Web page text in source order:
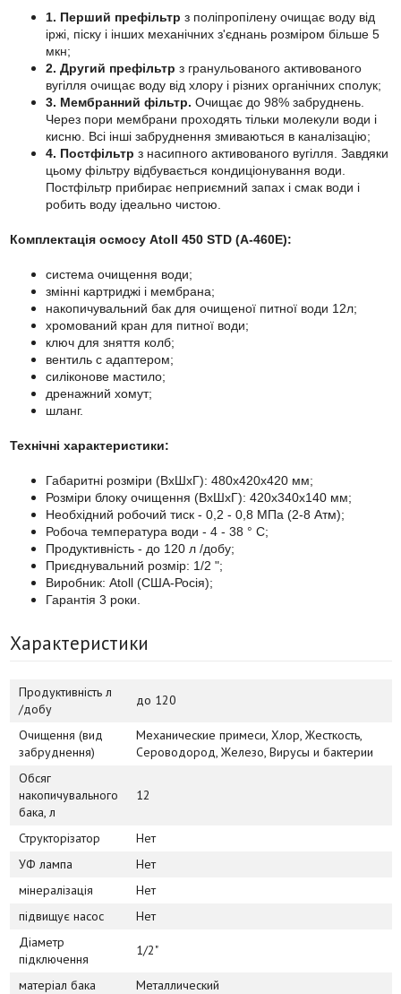
1. Перший префільтр з поліпропілену очищає воду від
іржі, піску і інших механічних з'єднань розміром більше 5
мкн;
2. Другий префільтр з гранульованого активованого
вугілля очищає воду від хлору і різних органічних сполук;
3. Мембранний фільтр. Очищає до 98% забруднень.
Через пори мембрани проходять тільки молекули води і
кисню. Всі інші забруднення змиваються в каналізацію;
4. Постфільтр з насипного активованого вугілля. Завдяки
цьому фільтру відбувається кондиціонування води.
Постфільтр прибирає неприємний запах і смак води і
робить воду ідеально чистою.
Комплектація осмосу Atoll 450 STD (A-460E):
система очищення води;
змінні картриджі і мембрана;
накопичувальний бак для очищеної питної води 12л;
хромований кран для питної води;
ключ для зняття колб;
вентиль c адаптером;
силіконове мастило;
дренажний хомут;
шланг.
Технічні характеристики:
Габаритні розміри (ВхШхГ): 480x420x420 мм;
Розміри блоку очищення (ВхШхГ): 420x340x140 мм;
Необхідний робочий тиск - 0,2 - 0,8 МПа (2-8 Атм);
Робоча температура води - 4 - 38 ° С;
Продуктивність - до 120 л /добу;
Приєднувальний розмір: 1/2 ";
Виробник: Atoll (США-Росія);
Гарантія 3 роки.
Характеристики
Продуктивність л
/добу
до 120
Очищення (вид
забруднення)
Механические примеси, Хлор, Жесткость,
Сероводород, Железо, Вирусы и бактерии
Обсяг
накопичувального
бака, л
12
Структорізатор
Нет
УФ лампа
Нет
мінералізація
Нет
підвищує насос
Нет
Діаметр
підключення
1/2"
матеріал бака
Металлический